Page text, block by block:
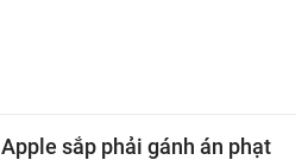
Apple sắp phải gánh án phạt